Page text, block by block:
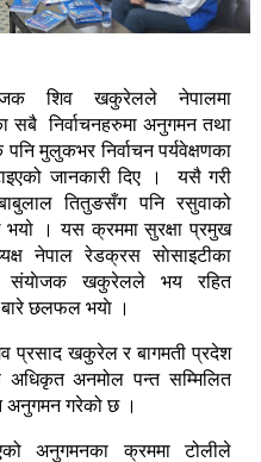
शिव खकुरेलले नेपालमा
सबै निर्वाचनहरुमा अनुगमन तथा
मुलुकभर निर्वाचन पर्यवेक्षणका
जानकारी दिए । यसै गरी
तितुङसँग पनि रसुवाको
भयाे । यस क्रममा सुरक्षा प्रमुख
नेपाल रेडक्रस साेसाइटीका
संयाेजक खकुरेलले भय रहित
बारे छलफल भयाे ।
प्रसाद खकुरेल र बागमती प्रदेश
अधिकृत अनमोल पन्त सम्मिलित
अनुगमन गरेको छ ।
अनुगमनका क्रममा टोलीले